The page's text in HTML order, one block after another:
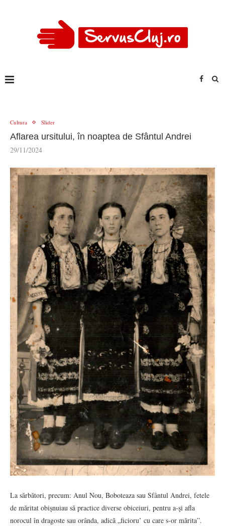
Cultura Slider
Aflarea ursitului, în noaptea de Sfântul Andrei
29/11/2024
La sărbători, precum: Anul Nou, Boboteaza sau Sfântul Andrei, fetele
de măritat obişnuiau să practice diverse obiceiuri, pentru a-şi afla
norocul în dragoste sau orânda, adică „ficioru’ cu care s-or mărita”.